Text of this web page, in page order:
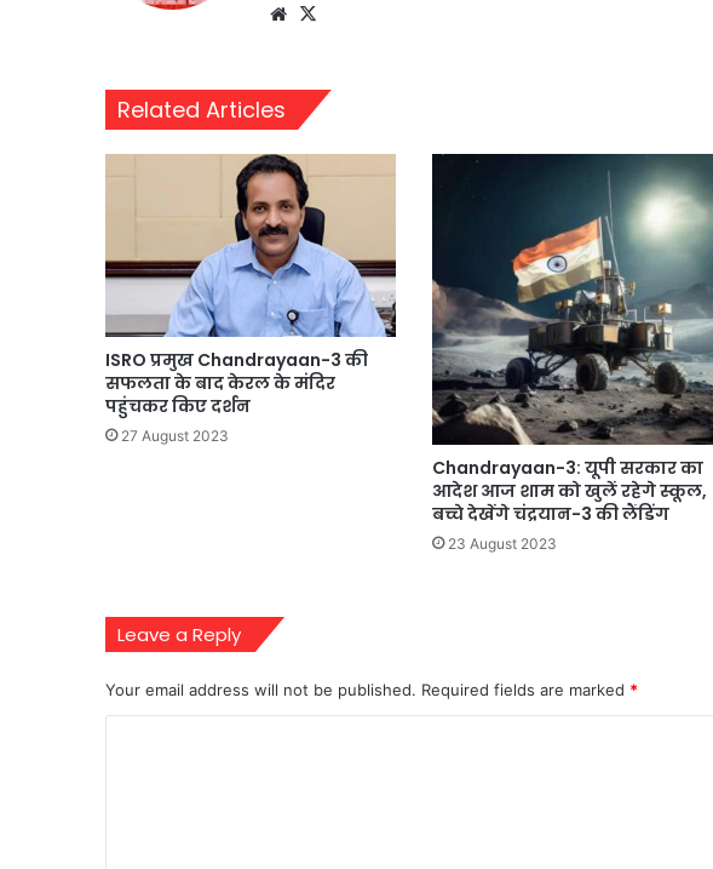
Website
Related Articles
ISRO प्रमुख Chandrayaan-3 की
सफलता के बाद केरल के मंदिर
पहुंचकर किए दर्शन
27 August 2023
Chandrayaan-3: यूपी सरकार का
आदेश आज शाम को खुलें रहेगे स्कूल,
बच्चे देखेंगे चंद्रयान-3 की लैंडिंग
23 August 2023
Leave a Reply
Your email address will not be published. Required fields are marked *